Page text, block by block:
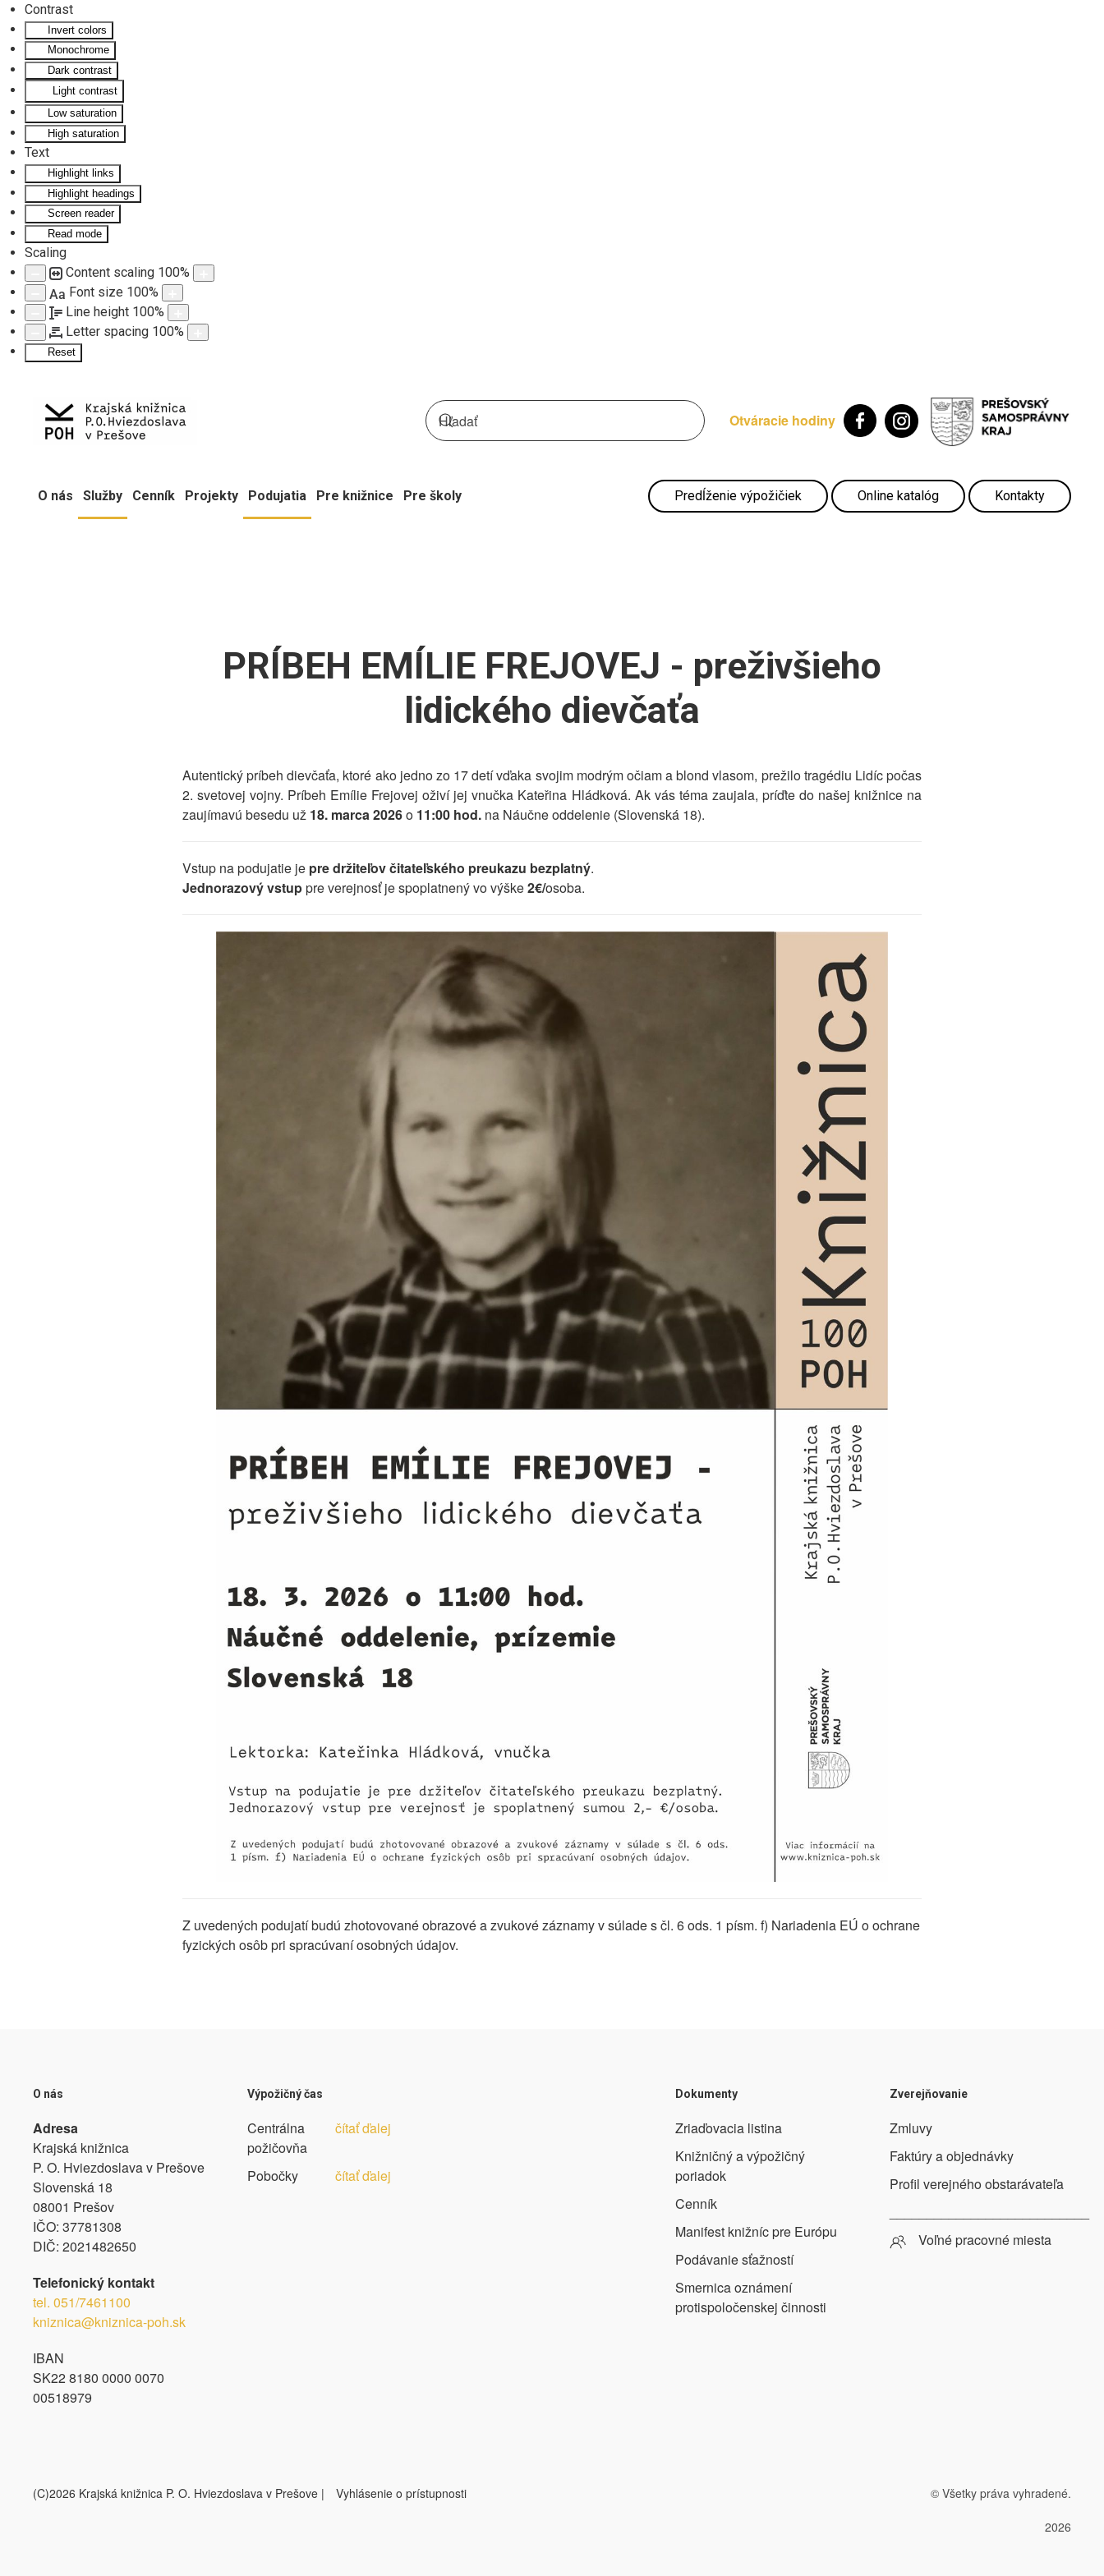
Contrast
Invert colors
Monochrome
Dark contrast
Light contrast
Low saturation
High saturation
Text
Highlight links
Highlight headings
Screen reader
Read mode
Scaling
Content scaling 100%
Aa Font size 100%
Line height 100%
Letter spacing 100%
Reset
Skip to main content
Otváracie hodiny
O nás Služby Cenník Projekty Podujatia Pre knižnice Pre školy Predĺženie výpožičiek Online katalóg Kontakty
PRÍBEH EMÍLIE FREJOVEJ - preživšieho
lidického dievčaťa
Autentický príbeh dievčaťa, ktoré ako jedno zo 17 detí vďaka svojim modrým očiam a blond vlasom, prežilo tragédiu Lidíc počas
2. svetovej vojny. Príbeh Emílie Frejovej oživí jej vnučka Kateřina Hládková. Ak vás téma zaujala, príďte do našej knižnice na
zaujímavú besedu už 18. marca 2026o 11:00 hod. na Náučne oddelenie (Slovenská 18).
Vstup na podujatie je pre držiteľov čitateľského preukazu bezplatný.
Jednorazový vstuppre verejnosť je spoplatnený vo výške2€/osoba.
Z uvedených podujatí budú zhotovované obrazové a zvukové záznamy v súlade s čl. 6 ods. 1 písm. f) Nariadenia EÚ o ochrane
fyzických osôb pri spracúvaní osobných údajov.
O nás
Adresa
Krajská knižnica
P. O. Hviezdoslava v Prešove
Slovenská 18
08001 Prešov
IČO: 37781308
DIČ: 2021482650
Telefonický kontakt
tel. 051/7461100
kniznica@kniznica-poh.sk
IBAN
SK22 8180 0000 0070
00518979
Výpožičný čas
Centrálna
požičovňa
čítať ďalej
Pobočky čítať ďalej
Dokumenty
Zriaďovacia listina
Knižničný a výpožičný
poriadok
Cenník
Manifest knižníc pre Európu
Podávanie sťažností
Smernica oznámení
protispoločenskej činnosti
Zverejňovanie
Zmluvy
Faktúry a objednávky
Profil verejného obstarávateľa
Voľné pracovné miesta
(C)2026 Krajská knižnica P. O. Hviezdoslava v Prešove | Vyhlásenie o prístupnosti © Všetky práva vyhradené.
2026